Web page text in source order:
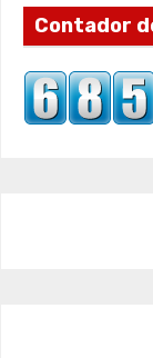
Contador